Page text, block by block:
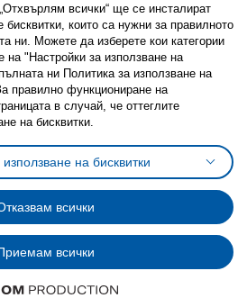
Instagram
на бисквитки (Cookies)
за използване на бисквитки
Обща политика за личните данни
на личните данни на ikea.bg
на програма IKEA Family
лични данни на програма IKEA Family
Systems B.V. 1999 - 2025
всички“ ще се инсталират
които са нужни за правилното
ни. Можете да изберете кои категории
на "Настройки за използване на
ни Политика за използване на
правилно функциониране на
в случай, че оттеглите
на бисквитки.
на бисквитки
всички
всички